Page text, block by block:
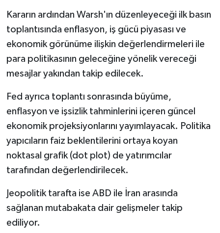
Kararın ardından Warsh'ın düzenleyeceği ilk basın
toplantısında enflasyon, iş gücü piyasası ve
ekonomik görünüme ilişkin değerlendirmeleri ile
para politikasının geleceğine yönelik vereceği
mesajlar yakından takip edilecek.
Fed ayrıca toplantı sonrasında büyüme,
enflasyon ve işsizlik tahminlerini içeren güncel
ekonomik projeksiyonlarını yayımlayacak. Politika
yapıcıların faiz beklentilerini ortaya koyan
noktasal grafik (dot plot) de yatırımcılar
tarafından değerlendirilecek.
Jeopolitik tarafta ise ABD ile İran arasında
sağlanan mutabakata dair gelişmeler takip
ediliyor.